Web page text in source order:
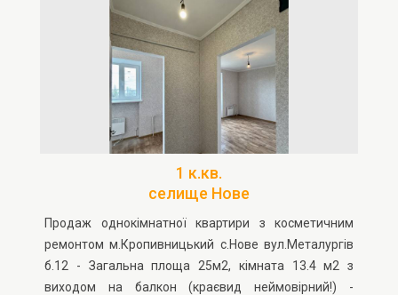
1 к.кв.
селище Нове
Продаж однокімнатної квартири з косметичним
ремонтом м.Кропивницький с.Нове вул.Металургів
б.12 - Загальна площа 25м2, кімната 13.4 м2 з
виходом на балкон (краєвид неймовірний!) -